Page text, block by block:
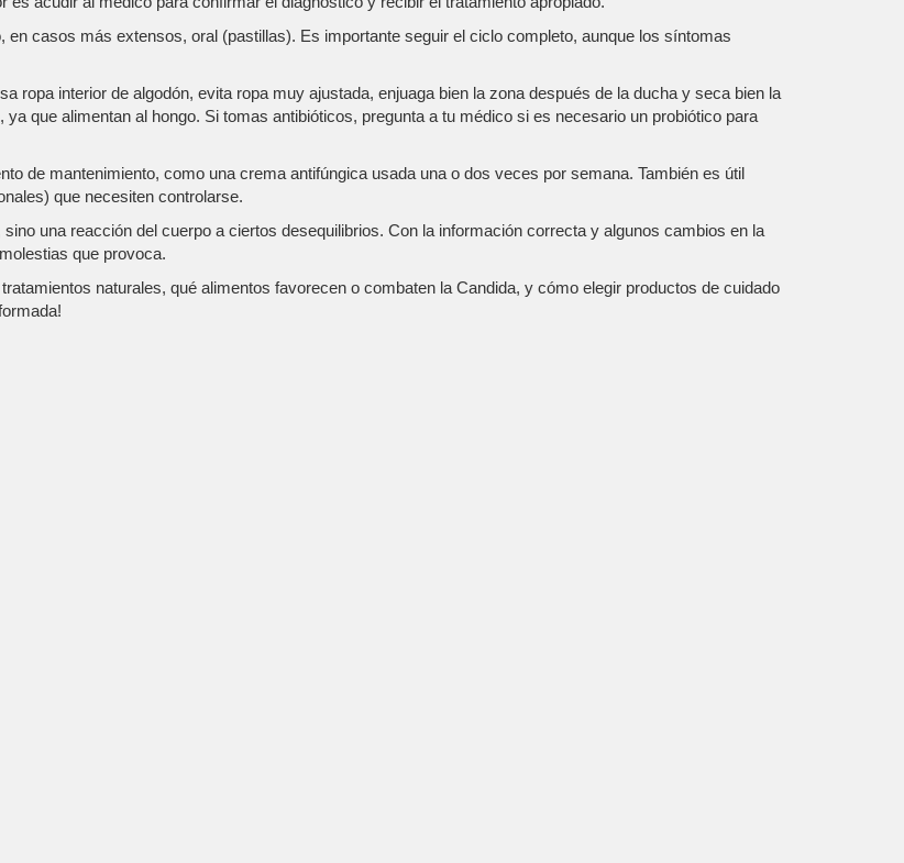
casos más extensos, oral (pastillas). Es importante seguir el ciclo completo, aunque los síntomas
ropa interior de algodón, evita ropa muy ajustada, enjuaga bien la zona después de la ducha y seca bien la
que alimentan al hongo. Si tomas antibióticos, pregunta a tu médico si es necesario un probiótico para
de mantenimiento, como una crema antifúngica usada una o dos veces por semana. También es útil
que necesiten controlarse.
una reacción del cuerpo a ciertos desequilibrios. Con la información correcta y algunos cambios en la
que provoca.
naturales, qué alimentos favorecen o combaten la Candida, y cómo elegir productos de cuidado